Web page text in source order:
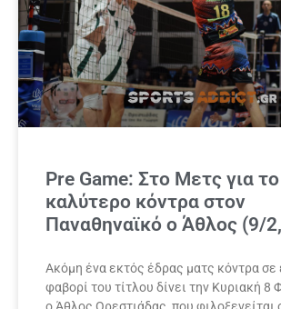
Pre Game: Στο Μετς για το
καλύτερο κόντρα στον
Παναθηναϊκό ο Άθλος (9/
Ακόμη ένα εκτός έδρας ματς κόντρα σε
φαβορί του τίτλου δίνει την Κυριακή 8